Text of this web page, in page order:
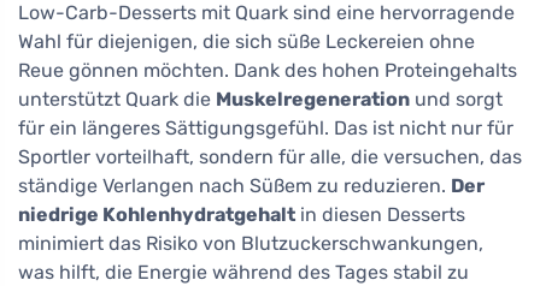
Low-Carb-Desserts mit Quark sind eine hervorragende
Wahl für diejenigen, die sich süße Leckereien ohne
Reue gönnen möchten. Dank des hohen Proteingehalts
unterstützt Quark die Muskelregeneration und sorgt
für ein längeres Sättigungsgefühl. Das ist nicht nur für
Sportler vorteilhaft, sondern für alle, die versuchen, das
ständige Verlangen nach Süßem zu reduzieren. Der
niedrige Kohlenhydratgehalt in diesen Desserts
minimiert das Risiko von Blutzuckerschwankungen,
was hilft, die Energie während des Tages stabil zu